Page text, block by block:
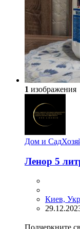
1 изображения
Дом и Сад
Ленор 5
Киев,